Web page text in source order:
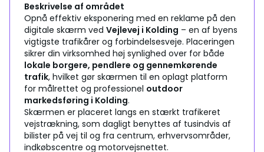
Beskrivelse af området
Opnå effektiv eksponering med en reklame på den
digitale skærm ved Vejlevej i Kolding – en af byens
vigtigste trafikårer og forbindelsesveje. Placeringen
sikrer din virksomhed høj synlighed over for både
lokale borgere, pendlere og gennemkørende
trafik, hvilket gør skærmen til en oplagt platform
for målrettet og professionel outdoor
markedsføring i Kolding.
Skærmen er placeret langs en stærkt trafikeret
vejstrækning, som dagligt benyttes af tusindvis af
bilister på vej til og fra centrum, erhvervsområder,
indkøbscentre og motorvejsnettet.